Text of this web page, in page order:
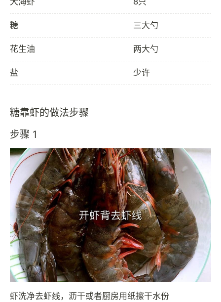
糖 三大勺
花生油 两大勺
盐 少许
糖靠虾的做法步骤
步骤 1
虾洗净去虾线，沥干或者厨房用纸擦干水份